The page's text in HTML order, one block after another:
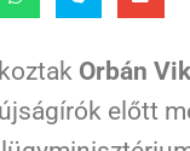
Orbán
előtt